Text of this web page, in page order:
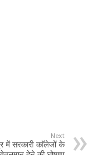
Next
में सरकारी काॅलेजों के